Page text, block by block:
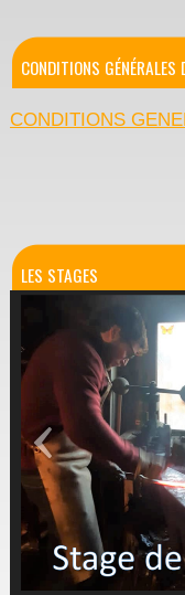
CONDITIONS GÉNÉRALES
CONDITIONS
LES STAGES